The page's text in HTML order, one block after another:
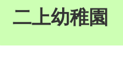
二上幼稚園